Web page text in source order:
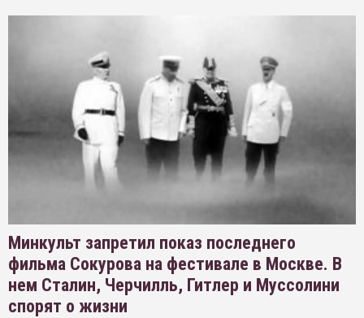
Минкульт запретил показ последнего
фильма Сокурова на фестивале в Москве. В
нем Сталин, Черчилль, Гитлер и Муссолини
спорят о жизни